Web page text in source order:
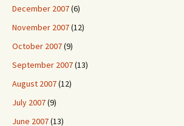
December 2007(6)
November 2007(12)
October 2007(9)
September 2007(13)
August 2007(12)
July 2007(9)
June 2007(13)